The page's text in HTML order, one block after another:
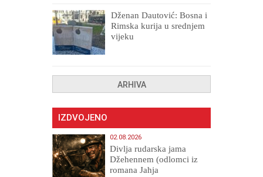
Dženan Dautović: Bosna i
Rimska kurija u srednjem
vijeku
ARHIVA
IZDVOJENO
02.08.2026
Divlja rudarska jama
Džehennem (odlomci iz
romana Jahja